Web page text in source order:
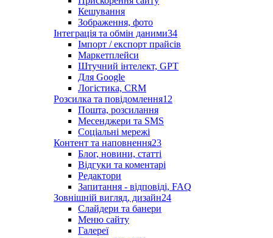
Кешування
Зображення, фото
Інтеграція та обмін даними34
Імпорт / експорт прайсів
Маркетплейси
Штучний інтелект, GPT
Для Google
Логістика, CRM
Розсилка та повідомлення12
Пошта, розсилання
Месенджери та SMS
Соціальні мережі
Контент та наповнення23
Блог, новини, статті
Відгуки та коментарі
Редактори
Запитання - відповіді, FAQ
Зовнішній вигляд, дизайн24
Слайдери та банери
Меню сайту
Галереї